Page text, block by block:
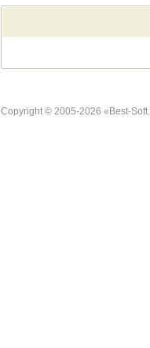
Copyright © 2005-2026 «Best-